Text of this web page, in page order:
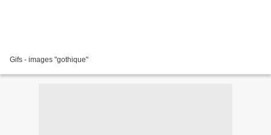
Gifs - images "gothique"